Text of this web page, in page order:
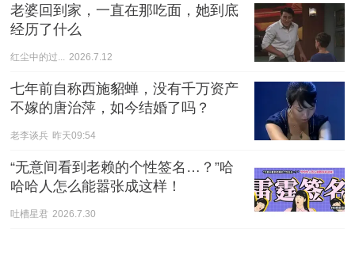
老婆回到家，一直在那吃面，她到底
经历了什么
红尘中的过... 2026.7.12
七年前自称西施貂蝉，没有千万资产
不嫁的唐治萍，如今结婚了吗？
老李谈兵 昨天09:54
“无意间看到老赖的个性签名…？”哈
哈哈人怎么能嚣张成这样！
吐槽星君 2026.7.30